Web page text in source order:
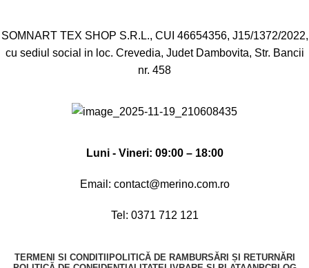
SOMNART TEX SHOP S.R.L., CUI 46654356, J15/1372/2022,
cu sediul social in loc. Crevedia, Judet Dambovita, Str. Bancii
nr. 458
Luni - Vineri: 09:00 – 18:00
Email: contact@merino.com.ro
Tel: 0371 712 121
TERMENI SI CONDITII
POLITICĂ DE RAMBURSĂRI ȘI RETURNĂRI